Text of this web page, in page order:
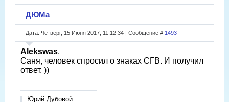
ДЮМа
Дата: Четверг, 15 Июня 2017, 11:12:34 | Сообщение # 1493
Alekswas,
Саня, человек спросил о знаках СГВ. И получил
ответ. ))
Юрий Дубовой.